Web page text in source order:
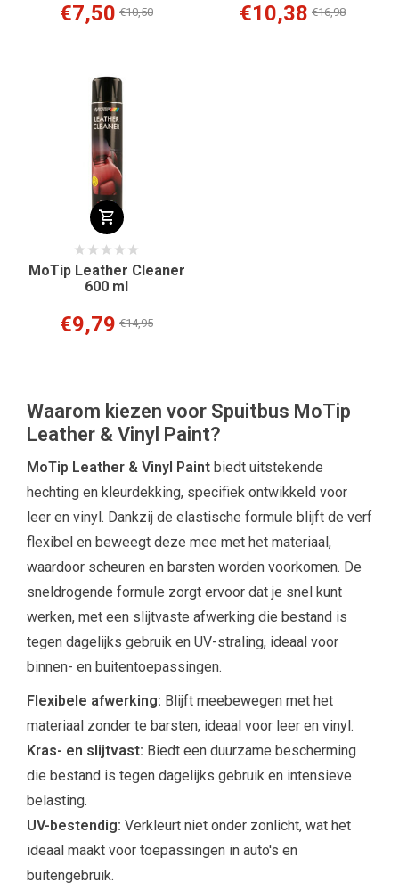
€7,50 €10,50 €10,38 €16,98
MoTip Leather Cleaner
600 ml
€9,79 €14,95
Waarom kiezen voor Spuitbus MoTip
Leather & Vinyl Paint?
MoTip Leather & Vinyl Paint biedt uitstekende
hechting en kleurdekking, specifiek ontwikkeld voor
leer en vinyl. Dankzij de elastische formule blijft de verf
flexibel en beweegt deze mee met het materiaal,
waardoor scheuren en barsten worden voorkomen. De
sneldrogende formule zorgt ervoor dat je snel kunt
werken, met een slijtvaste afwerking die bestand is
tegen dagelijks gebruik en UV-straling, ideaal voor
binnen- en buitentoepassingen.
Flexibele afwerking: Blijft meebewegen met het
materiaal zonder te barsten, ideaal voor leer en vinyl.
Kras- en slijtvast: Biedt een duurzame bescherming
die bestand is tegen dagelijks gebruik en intensieve
belasting.
UV-bestendig: Verkleurt niet onder zonlicht, wat het
ideaal maakt voor toepassingen in auto's en
buitengebruik.